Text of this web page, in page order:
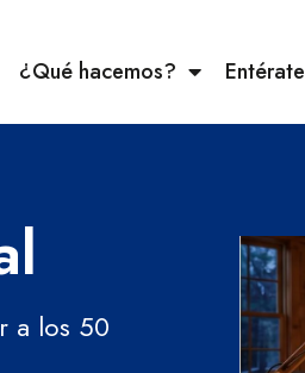
¿Qué hacemos? Entérate
a los 50